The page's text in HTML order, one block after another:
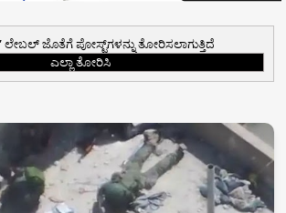
ಲೇಬಲ್ ಜೊತೆಗೆ ಪೋಸ್ಟ್‌ಗಳನ್ನು ತೋರಿಸಲಾಗುತ್ತಿದೆ
ಎಲ್ಲಾ ತೋರಿಸಿ